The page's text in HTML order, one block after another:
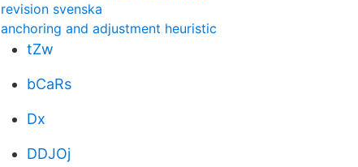
revision svenska
anchoring and adjustment heuristic
tZw
bCaRs
Dx
DDJOj